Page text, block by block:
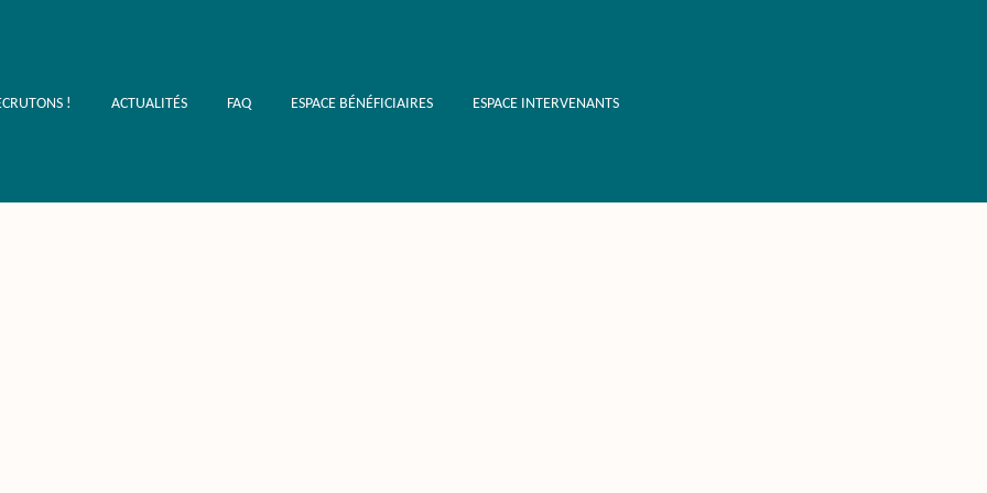
! ACTUALITÉS FAQ ESPACE BÉNÉFICIAIRES ESPACE INTERVENANTS